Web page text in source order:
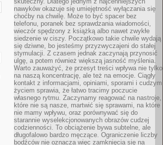
nawyków okazuje się umiejętność wyłączania się
choćby na chwilę. Może to być spacer bez
telefonu, poranek bez sprawdzania wiadomości,
wieczór spędzony z książką albo nawet zwykłe
siedzenie w ciszy. Początkowo takie chwile wydają
się dziwne, bo jesteśmy przyzwyczajeni do stałej
stymulacji. Z czasem jednak zaczynają przynosić
ulgę, a potem również większą jasność myślenia.
Warto zauważyć, że przesyt treści wpływa nie tylko
na naszą koncentrację, ale też na emocje. Ciągły
kontakt z informacjami, opiniami, sporami i cudzym
życiem sprawia, że łatwo tracimy poczucie
własnego rytmu. Zaczynamy reagować na nastroje,
które nie są nasze, martwić się sprawami, na które
nie mamy wpływu, oraz porównywać się do
starannie wyselekcjonowanych obrazów cudzej
codzienności. To obciążenie bywa subtelne, ale
długofalowo bardzo męczące. Ograniczenie liczby
bodźców nie oznacza więc zamknięcia się na